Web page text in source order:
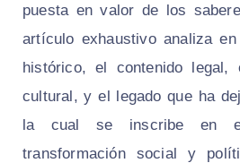
puesta en valor de los
artículo exhaustivo analiza
histórico, el contenido
cultural, y el legado que ha
la cual se inscribe en
transformación social y